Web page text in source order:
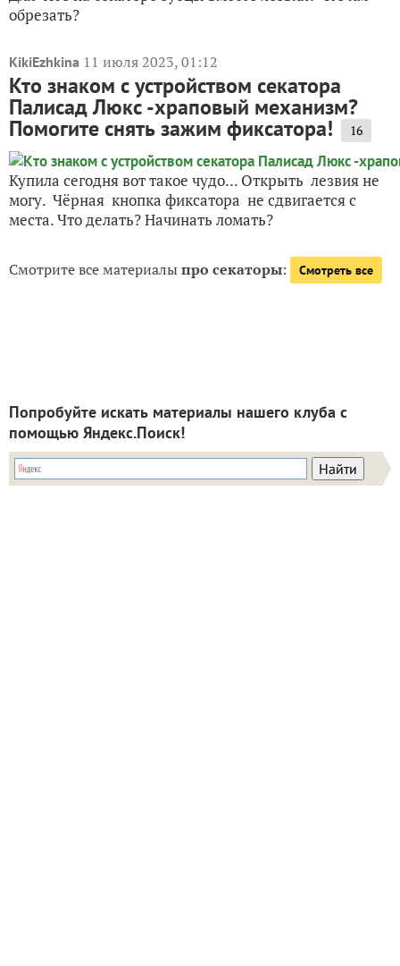
обрезать?
KikiEzhkina 11 июля 2023, 01:12
Кто знаком с устройством секатора
Палисад Люкс -храповый механизм?
Помогите снять зажим фиксатора! 16
Купила сегодня вот такое чудо... Открыть лезвия не
могу. Чёрная кнопка фиксатора не сдвигается с
места. Что делать? Начинать ломать?
Смотрите все материалыпро секаторы: Смотреть все
Попробуйте искать материалы нашего клуба с
помощью Яндекс.Поиск!